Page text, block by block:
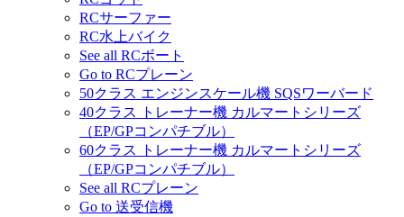
RCサーファー
RC水上バイク
See all RCボート
Go to RCプレーン
50クラス エンジンスケール機 SQSワーバード
40クラス トレーナー機 カルマートシリーズ
（EP/GPコンパチブル）
60クラス トレーナー機 カルマートシリーズ
（EP/GPコンパチブル）
See all RCプレーン
Go to 送受信機